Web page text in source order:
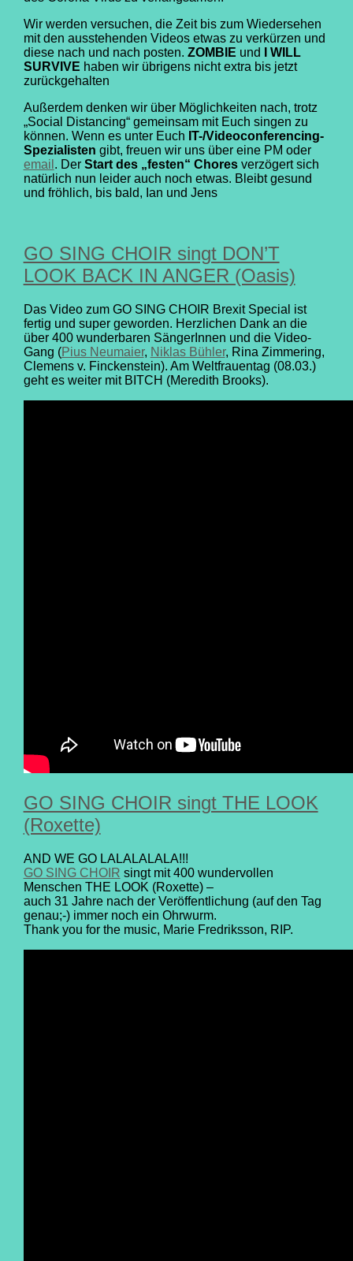
Wir werden versuchen, die Zeit bis zum Wiedersehen
mit den ausstehenden Videos etwas zu verkürzen und
diese nach und nach posten. ZOMBIE und
I WILL
SURVIVE haben wir übrigens nicht extra bis jetzt
zurückgehalten
Außerdem denken wir über Möglichkeiten nach, trotz
„Social Distancing“ gemeinsam mit Euch singen zu
können. Wenn es unter Euch IT-/Videoconferencing-
Spezialisten gibt, freuen wir uns über eine PM oder
email . DerStart des „festen“ Choresverzögert sich
natürlich nun leider auch noch etwas. Bleibt gesund
und fröhlich, bis bald, Ian und Jens
GO SING CHOIR singt DON’T
LOOK BACK IN ANGER (Oasis)
Das Video zum GO SING CHOIR Brexit Special ist
fertig und super geworden. Herzlichen Dank an die
über 400 wunderbaren SängerInnen und die Video-
Gang (Pius Neumaier, Niklas Bühler, Rina Zimmering,
Clemens v. Finckenstein). Am Weltfrauentag (08.03.)
geht es weiter mit BITCH (Meredith Brooks).
GO SING CHOIR singt THE LOOK
(Roxette)
AND WE GO LALALALALA!!!
GO SING CHOIR singt mit 400 wundervollen
Menschen THE LOOK (Roxette) –
auch 31 Jahre nach der Veröffentlichung (auf den Tag
genau;-) immer noch ein Ohrwurm.
Thank you for the music, Marie Fredriksson, RIP.